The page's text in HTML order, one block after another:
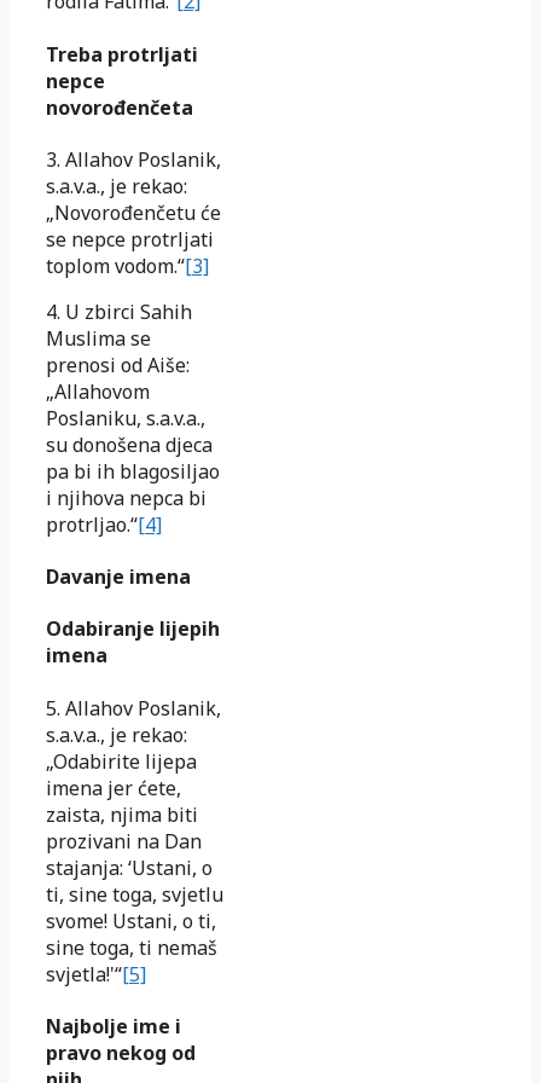
Treba protrljati
nepce
novorođenčeta
3. Allahov Poslanik,
s.a.v.a., je rekao:
„Novorođenčetu će
se nepce protrljati
toplom vodom.“[3]
4. U zbirci Sahih
Muslima se
prenosi od Aiše:
„Allahovom
Poslaniku, s.a.v.a.,
su donošena djeca
pa bi ih blagosiljao
i njihova nepca bi
protrljao.“[4]
Davanje imena
Odabiranje lijepih
imena
5. Allahov Poslanik,
s.a.v.a., je rekao:
„Odabirite lijepa
imena jer ćete,
zaista, njima biti
prozivani na Dan
stajanja: ‘Ustani, o
ti, sine toga, svjetlu
svome! Ustani, o ti,
sine toga, ti nemaš
svjetla!'“[5]
Najbolje ime i
pravo nekog od